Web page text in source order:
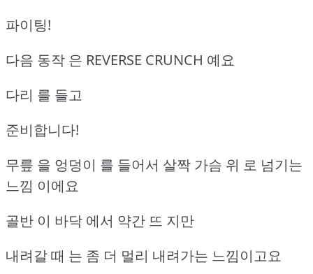
파이팅!
다음 동작 은 REVERSE CRUNCH 예요
다리 를 들고
준비합니다!
무릎 을 엉덩이 를 들어서 살짝 가슴 위 로 넘기는
느낌 이에요
골반 이 바닥 에서 약간 뜨 지만
내려갈 때 는 좀 더 멀리 내려가는 느낌이고요